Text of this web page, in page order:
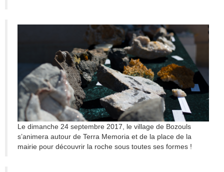
Le dimanche 24 septembre 2017, le village de Bozouls
s’animera autour de Terra Memoria et de la place de la
mairie pour découvrir la roche sous toutes ses formes !